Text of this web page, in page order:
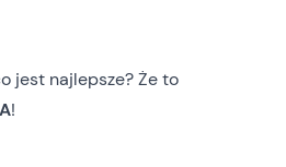
jest najlepsze? Że to
!